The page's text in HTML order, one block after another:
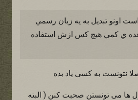
اونو تبديل به يه زبان رسمي
ي كمي هيچ كس ازش استفاده
نتونست به کسی یاد بده
می تونستن صحبت کنن ( البته